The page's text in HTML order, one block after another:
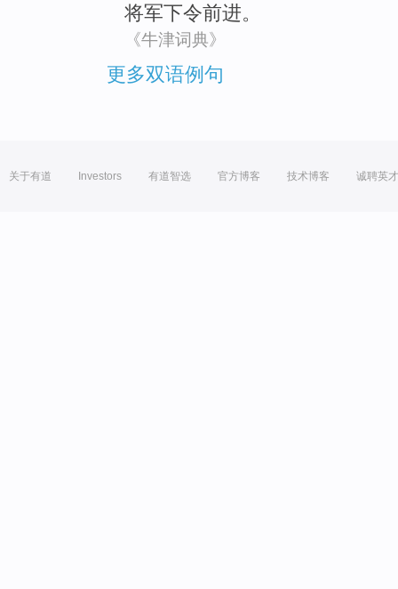
将军下令前进。
《牛津词典》
更多双语例句
关于有道 Investors 有道智选 官方博客 技术博客 诚聘英才